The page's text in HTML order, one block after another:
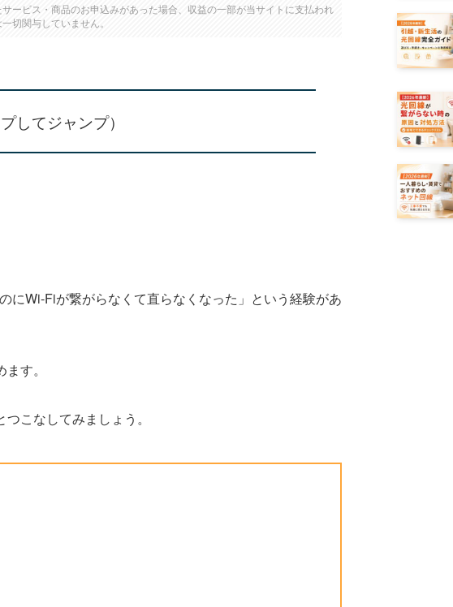
ービス・商品のお申込みがあった場合、収益の一部が当サイトに支払われ
切関与していません。
してジャンプ）
にWi-Fiが繋がらなくて直らなくなった」という経験があ
す。
こなしてみましょう。